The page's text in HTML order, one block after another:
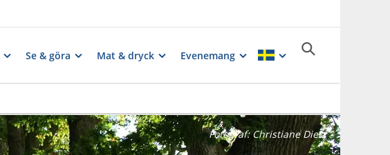
Se & göra Mat & dryck Evenemang
Fotograf:Christiane Dietz